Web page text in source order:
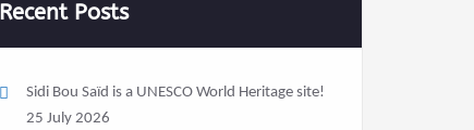
Recent Posts
Sidi Bou Saïd is a UNESCO World Heritage site!
25 July 2026